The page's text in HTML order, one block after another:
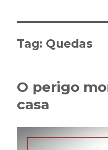
Tag: Quedas
O perigo
casa